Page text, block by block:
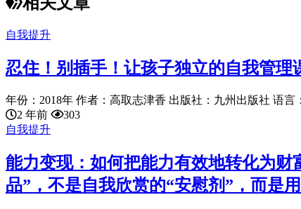
自我提升
忍住！别插手！让孩子独立的自我管理
年份：2018年 作者：高取志津香 出版社：九州出版社 语言
2 年前
303
自我提升
能力变现：如何把能力有效地转化为
品”，不是自我欣赏的“安慰剂”，而是用